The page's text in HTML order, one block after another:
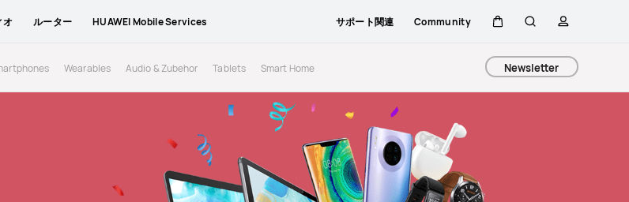
オ ルーター HUAWEI Mobile Services サポート関連 Community
Wearables Audio & Zubehor Tablets Smart Home Newsletter